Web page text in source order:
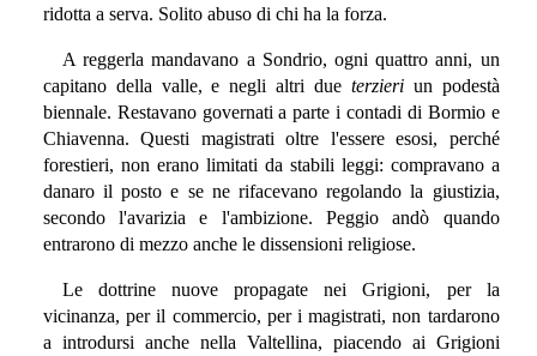
ridotta a serva. Solito abuso di chi ha la forza.
A reggerla mandavano a Sondrio, ogni quattro anni, un
capitano della valle, e negli altri due terzieriun podestà
biennale. Restavano governati a parte i contadi di Bormio e
Chiavenna. Questi magistrati oltre l'essere esosi, perché
forestieri, non erano limitati da stabili leggi: compravano a
danaro il posto e se ne rifacevano regolando la giustizia,
secondo l'avarizia e l'ambizione. Peggio andò quando
entrarono di mezzo anche le dissensioni religiose.
Le dottrine nuove propagate nei Grigioni, per la
vicinanza, per il commercio, per i magistrati, non tardarono
a introdursi anche nella Valtellina, piacendo ai Grigioni